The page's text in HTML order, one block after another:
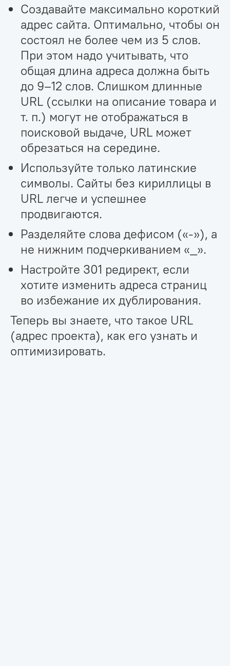
Создавайте максимально короткий
адрес сайта. Оптимально, чтобы он
состоял не более чем из 5 слов.
При этом надо учитывать, что
общая длина адреса должна быть
до 9–12 слов. Слишком длинные
URL (ссылки на описание товара и
т. п.) могут не отображаться в
поисковой выдаче, URL может
обрезаться на середине.
Используйте только латинские
символы. Сайты без кириллицы в
URL легче и успешнее
продвигаются.
Разделяйте слова дефисом («-»), а
не нижним подчеркиванием «_».
Настройте 301 редирект, если
хотите изменить адреса страниц
во избежание их дублирования.
Теперь вы знаете, что такое URL
(адрес проекта), как его узнать и
оптимизировать.